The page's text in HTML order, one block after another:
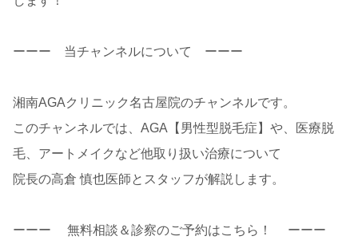
ーーー 当チャンネルについて ーーー
湘南AGAクリニック名古屋院のチャンネルです。
このチャンネルでは、AGA【男性型脱毛症】や、医療脱
毛、アートメイクなど他取り扱い治療について
院長の高倉 慎也医師とスタッフが解説します。
ーーー 無料相談＆診察のご予約はこちら！ ーーー